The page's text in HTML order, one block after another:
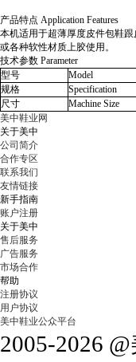
产品特点 Application Features
本机适用于超薄厚度皮件包鞋
或各种软性材质上胶使用。
技术参数 Parameter
型号
Model
规格
Specification
尺寸
Machine Size
美中鞋业网
关于美中
公司简介
合作专区
联系我们
友情链接
新手指南
账户注册
关于美中
售后服务
广告服务
市场合作
帮助
注册协议
用户协议
美中鞋业公众平台
2005-2026